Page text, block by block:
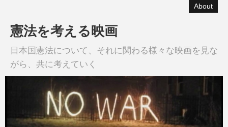
About
憲法を考える映画
日本国憲法について、それに関わる様々な映画を見な
がら、共に考えていく